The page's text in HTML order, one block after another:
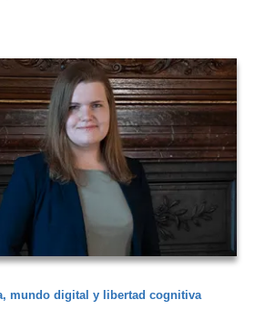
mundo digital y libertad cognitiva